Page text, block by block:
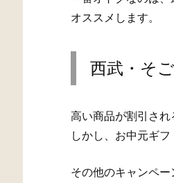
オススメします。
西武・そ
高い商品が割引され
しかし、お中元ギ
その他のキャンペー